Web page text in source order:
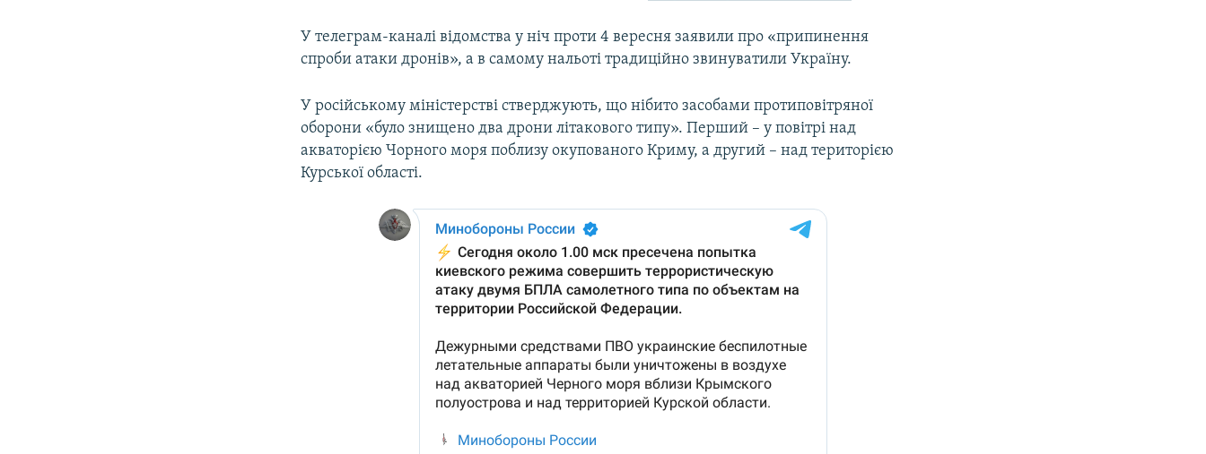
У телеграм-каналі відомства у ніч проти 4 вересня заявили про «припинення
спроби атаки дронів», а в самому нальоті традиційно звинуватили Україну.
У російському міністерстві стверджують, що нібито засобами протиповітряної
оборони «було знищено два дрони літакового типу». Перший – у повітрі над
акваторією Чорного моря поблизу окупованого Криму, а другий – над територією
Курської області.